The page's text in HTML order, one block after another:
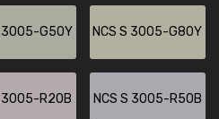
3005-G50Y NCS S 3005-G80Y
3005-R20B NCS S 3005-R50B